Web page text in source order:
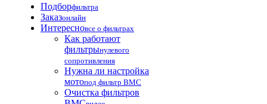
Подборфильтра
Заказонлайн
Интересновсе о фильтрах
Как работают
фильтрынулевого
сопротивления
Нужна ли настройка
мотопод фильтр BMC
Очистка фильтров